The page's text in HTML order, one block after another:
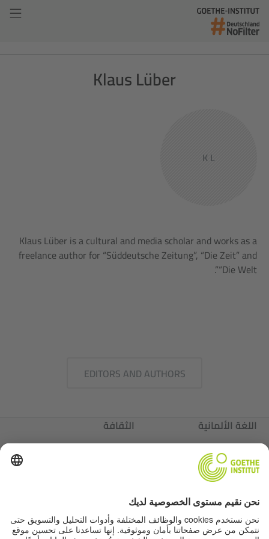
K L
Klaus Lüber
Klaus Lüber is a cultural and media scholar and works as a
freelance author for “Süddeutsche Zeitung”, “Die Zeit” and
“Die Welt”.
EDITORS AND AUTHORS
اللغة الألمانية
الثقافة
ألمانيا
عننا
عننا